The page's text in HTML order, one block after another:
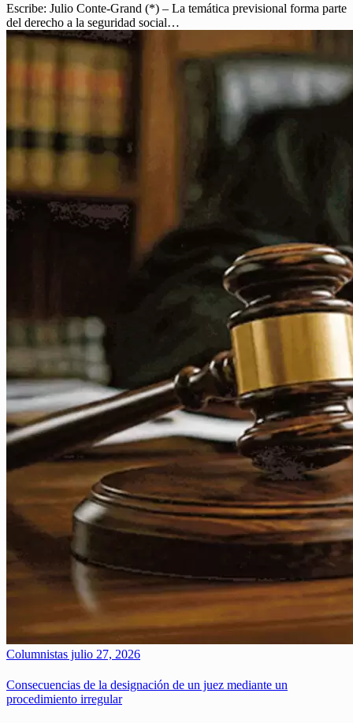
Escribe: Julio Conte-Grand (*) – La temática previsional forma parte
del derecho a la seguridad social…
Columnistas julio 27, 2026
Consecuencias de la designación de un juez mediante un
procedimiento irregular